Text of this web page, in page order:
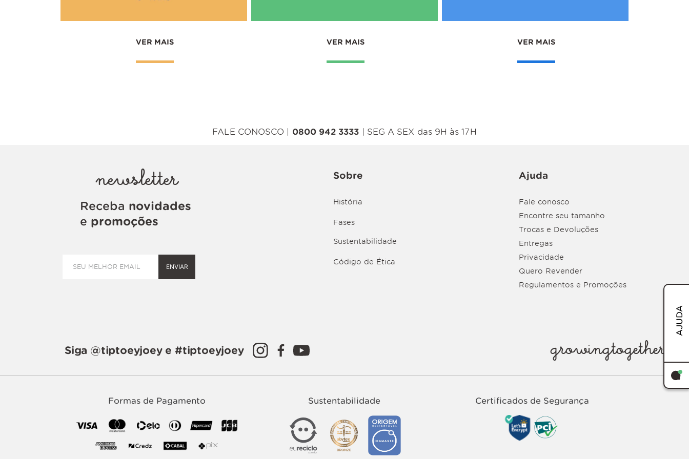
AJUDA
VER MAIS VER MAIS VER MAIS
FALE CONOSCO | 0800 942 3333 | SEG A SEX das 9H às 17H
newsletter
Receba novidades
e promoções
ENVIAR
Sobre
História
Fases
Sustentabilidade
Código de Ética
Ajuda
Fale conosco
Encontre seu tamanho
Trocas e Devoluções
Entregas
Privacidade
Quero Revender
Regulamentos e Promoções
Siga @tiptoeyjoey e #tiptoeyjoey growingtogether
Formas de Pagamento Sustentabilidade Certificados de Segurança